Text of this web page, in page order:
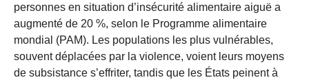
personnes en situation d’insécurité alimentaire aiguë a
augmenté de 20 %, selon le Programme alimentaire
mondial (PAM). Les populations les plus vulnérables,
souvent déplacées par la violence, voient leurs moyens
de subsistance s’effriter, tandis que les États peinent à